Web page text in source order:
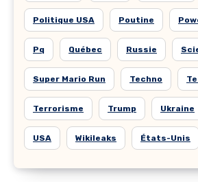
Politique USA Poutine
Pq Québec Russie
Super Mario Run Techno
Terrorisme Trump Ukraine
USA Wikileaks États-Unis